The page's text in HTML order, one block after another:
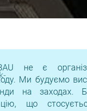
не є
Ми будуємо
на заходах.
що